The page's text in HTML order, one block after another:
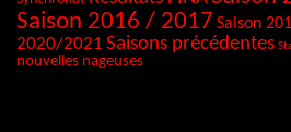
Saison 2016 / 2017 Saison
2020/2021 Saisons précédentes
nouvelles nageuses